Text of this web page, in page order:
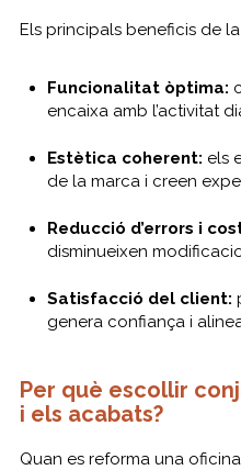
Els principals beneficis de
Funcionalitat òptima:
encaixa amb l’activitat
Estètica coherent: els
de la marca i creen
Reducció d’errors i
disminueixen
Satisfacció del client:
genera confiança i
Per què escollir
i els acabats?
Quan es reforma una